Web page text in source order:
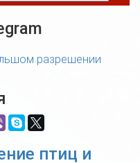
разрешении
птиц и